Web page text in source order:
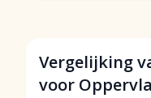
Vergelijking
voor